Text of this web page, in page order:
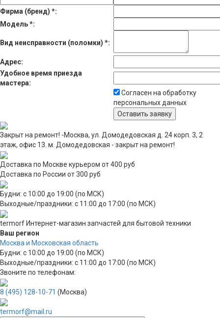
Фирма (бренд) *:
Модель*:
Вид неисправности (поломки) *:
Адрес:
Удобное время приезда
мастера:
Согласен на обработку
персональных данных
Закрыт на ремонт! -Москва, ул. Домодедовская д. 24 корп. 3, 2
этаж, офис 13. м. Домодедовская - закрыт на ремонт!
Доставка по Москве курьером от 400 руб
Доставка по России от 300 руб
Будни: с 10:00 до 19:00 (по МСК)
Выходные/праздники: с 11:00 до 17:00 (по МСК)
termorf Интернет-магазин запчастей для бытовой техники
Ваш регион
Москва и Московская область
Будни: с 10:00 до 19:00 (по МСК)
Выходные/праздники: с 11:00 до 17:00 (по МСК)
Звоните по телефонам:
8 (495) 128-10-71 (Москва)
termorf@mail.ru